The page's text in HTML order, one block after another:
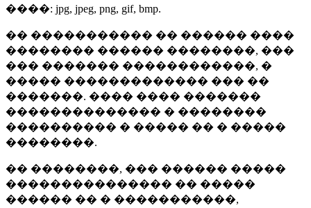
����: jpg, jpeg, png, gif, bmp.
�� ����������� �� ������ ����
�������� ������ ��������, ���
��� ������� ������������, �
����� ������������� ��� ��
�������. ���� ���� �������
�������������� � ��������
���������� � ����� �� � �����
��������.
�� ��������, ��� ������ �����
��������������� �� �����
������ �� � �����������,